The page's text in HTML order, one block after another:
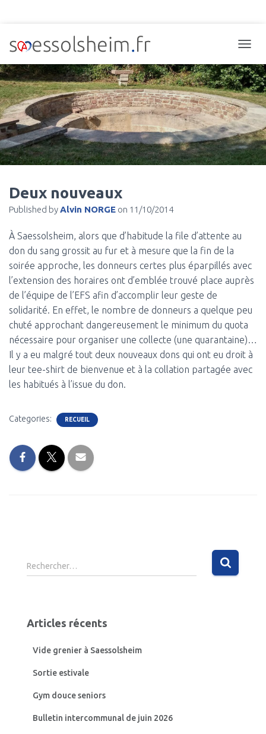
Deux nouveaux
Published byAlvin NORGE on 11/10/2014
À Saessolsheim, alors que d’habitude la file d’attente au
don du sang grossit au fur et à mesure que la fin de la
soirée approche, les donneurs certes plus éparpillés avec
l’extension des horaires ont d’emblée trouvé place auprès
de l’équipe de l’EFS afin d’accomplir leur geste de
solidarité. En effet, le nombre de donneurs a quelque peu
chuté approchant dangereusement le minimum du quota
nécessaire pour organiser une collecte (une quarantaine)…
Il y a eu malgré tout deux nouveaux dons qui ont eu droit à
leur tee-shirt de bienvenue et à la collation partagée avec
les habitués à l’issue du don.
Categories: RECUEIL
R
e
r
Rechercher…
Articles récents
Vide grenier à Saessolsheim
Sortie estivale
Gym douce seniors
Bulletin intercommunal de juin 2026